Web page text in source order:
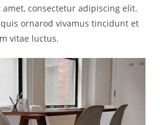
consectetur adipiscing elit.
ornarod vivamus tincidunt et
vitae luctus.